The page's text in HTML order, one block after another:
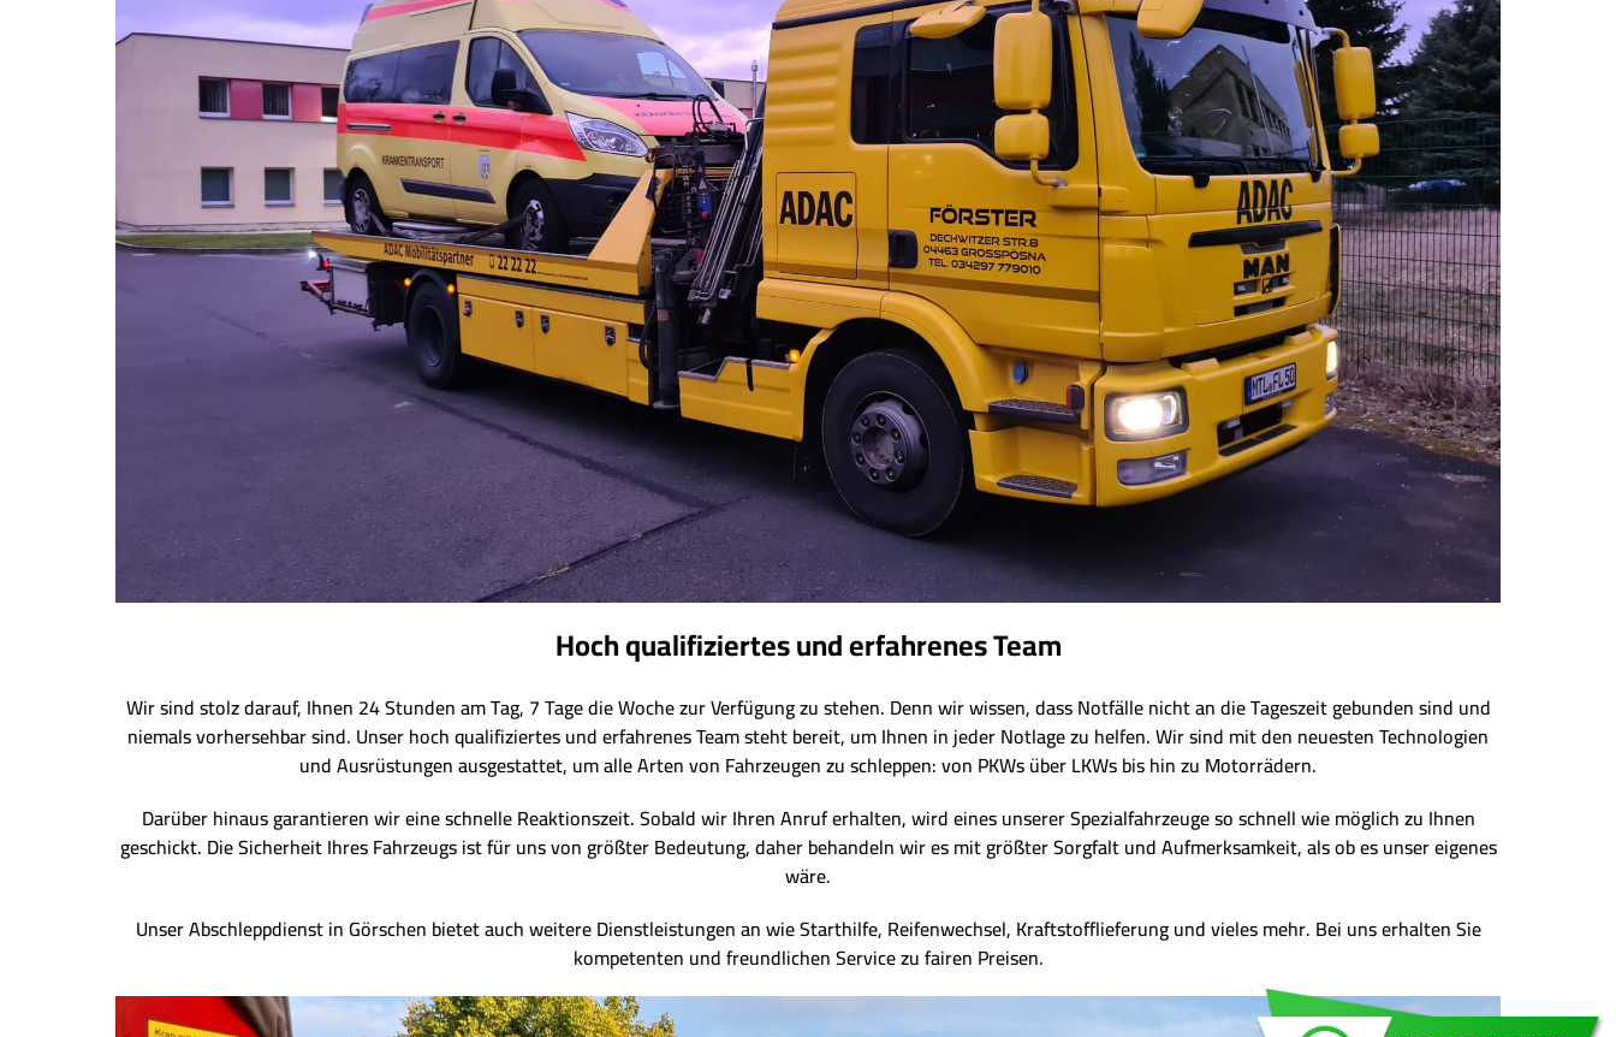
Hoch qualifiziertes und erfahrenes Team
Wir sind stolz darauf, Ihnen 24 Stunden am Tag, 7 Tage die Woche zur Verfügung zu stehen. Denn wir wissen, dass Notfälle nicht an die Tageszeit gebunden sind und
niemals vorhersehbar sind. Unser hoch qualifiziertes und erfahrenes Team steht bereit, um Ihnen in jeder Notlage zu helfen. Wir sind mit den neuesten Technologien
und Ausrüstungen ausgestattet, um alle Arten von Fahrzeugen zu schleppen: von PKWs über LKWs bis hin zu Motorrädern.
Darüber hinaus garantieren wir eine schnelle Reaktionszeit. Sobald wir Ihren Anruf erhalten, wird eines unserer Spezialfahrzeuge so schnell wie möglich zu Ihnen
geschickt. Die Sicherheit Ihres Fahrzeugs ist für uns von größter Bedeutung, daher behandeln wir es mit größter Sorgfalt und Aufmerksamkeit, als ob es unser eigenes
wäre.
Unser Abschleppdienst in Görschen bietet auch weitere Dienstleistungen an wie Starthilfe, Reifenwechsel, Kraftstofflieferung und vieles mehr. Bei uns erhalten Sie
kompetenten und freundlichen Service zu fairen Preisen.